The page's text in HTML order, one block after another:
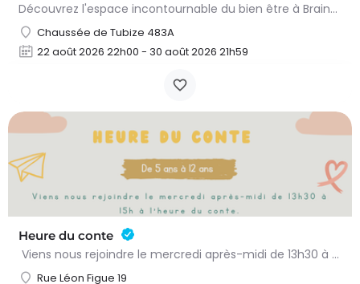
Découvrez l'espace incontournable du bien être à Braine L'alleud!Du 23 au 30 aout 2026 nous proposons un Pass…
Chaussée de Tubize 483A
22 août 2026 22h00 - 30 août 2026 21h59
Heure du conte
Viens nous rejoindre le mercredi après-midi de 13h30 à 15h à l’heure du conte. On y lit des histoires…
Rue Léon Figue 19